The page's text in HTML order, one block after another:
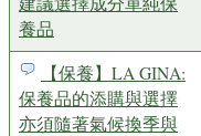
養品
【保養】LA GINA:
保養品的添購與選擇
亦須隨著氣候換季與